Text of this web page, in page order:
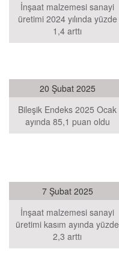
İnşaat malzemesi sanayi
üretimi 2024 yılında yüzde
1,4 arttı
20 Şubat 2025
Bileşik Endeks 2025 Ocak
ayında 85,1 puan oldu
7 Şubat 2025
İnşaat malzemesi sanayi
üretimi kasım ayında yüzde
2,3 arttı